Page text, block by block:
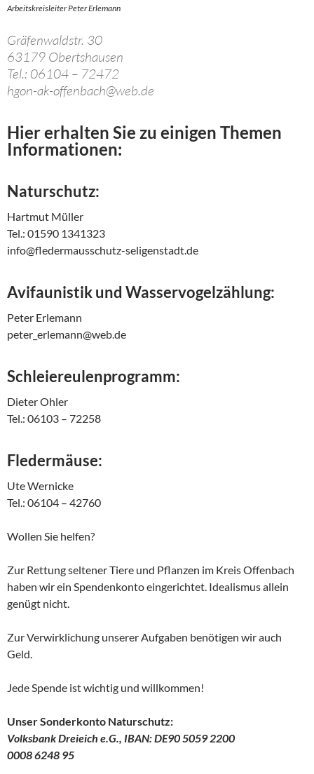
Arbeitskreisleiter Peter Erlemann
Gräfenwaldstr. 30
63179 Obertshausen
Tel.: 06104 – 72472
hgon-ak-offenbach@web.de
Hier erhalten Sie zu einigen Themen
Informationen:
Naturschutz:
Hartmut Müller
Tel.: 01590 1341323
info@fledermausschutz-seligenstadt.de
Avifaunistik und Wasservogelzählung:
Peter Erlemann
peter_erlemann@web.de
Schleiereulenprogramm:
Dieter Ohler
Tel.: 06103 – 72258
Fledermäuse:
Ute Wernicke
Tel.: 06104 – 42760
Wollen Sie helfen?
Zur Rettung seltener Tiere und Pflanzen im Kreis Offenbach
haben wir ein Spendenkonto eingerichtet. Idealismus allein
genügt nicht.
Zur Verwirklichung unserer Aufgaben benötigen wir auch
Geld.
Jede Spende ist wichtig und willkommen!
Unser Sonderkonto Naturschutz:
Volksbank Dreieich e.G., IBAN: DE90 5059 2200
0008 6248 95